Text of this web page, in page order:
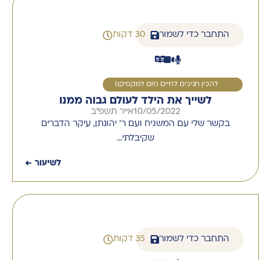
התחבר כדי לשמור 30 דקות
להכין חניכים לחיים (זום למקסיקו)
לשייך את הילד לעולם גבוה ממנו
10/05/2022אייר תשפ"ב
בקשר שלי עם המשגיח ועם ר' יהונתן, עיקר הדברים
שקיבלתי…
לשיעור ←
התחבר כדי לשמור 35 דקות